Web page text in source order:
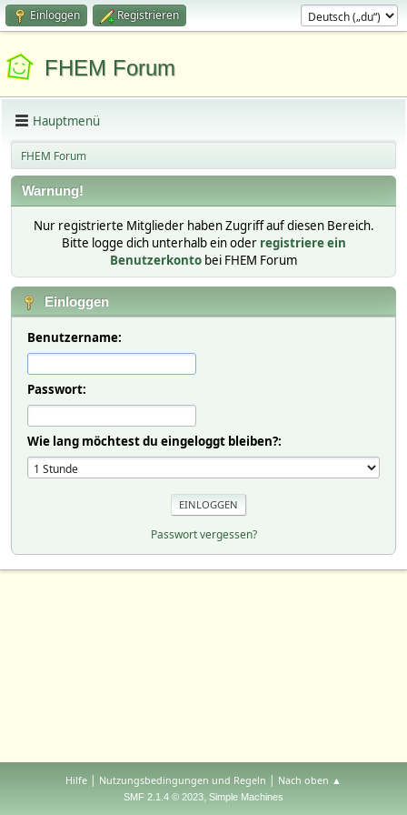
Einloggen Registrieren
FHEM Forum
Hauptmenü
FHEM Forum
Warnung!
Nur registrierte Mitglieder haben Zugriff auf diesen Bereich.
Bitte logge dich unterhalb ein oder registriere ein
Benutzerkonto bei FHEM Forum
Einloggen
Benutzername:
Passwort:
Wie lang möchtest du eingeloggt bleiben?:
Passwort vergessen?
Hilfe | Nutzungsbedingungen und Regeln | Nach oben ▲
SMF 2.1.4 © 2023, Simple Machines